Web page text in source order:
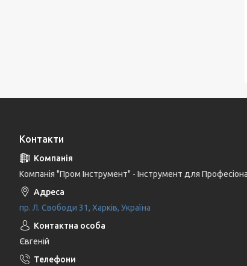
Контакти
Компанія "Пром Інструмент" - Інструмент для
пр. Л. Свободи 31, Харків, Україна
Євгеній